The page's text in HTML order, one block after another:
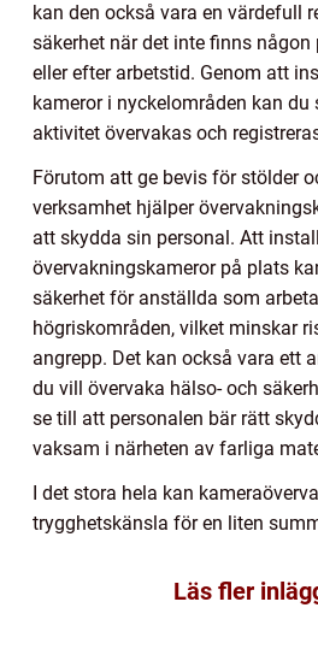
kan den också vara en värdefull
säkerhet när det inte finns
eller efter arbetstid. Genom att
kameror i nyckelområden kan
aktivitet övervakas och
Förutom att ge bevis för stölder
verksamhet hjälper
att skydda sin personal. Att
övervakningskameror på plats
säkerhet för anställda som
högriskområden, vilket minskar
angrepp. Det kan också vara ett
du vill övervaka hälso- och
se till att personalen bär rätt
vaksam i närheten av farliga
I det stora hela kan
trygghetskänsla för en liten
Läs fler